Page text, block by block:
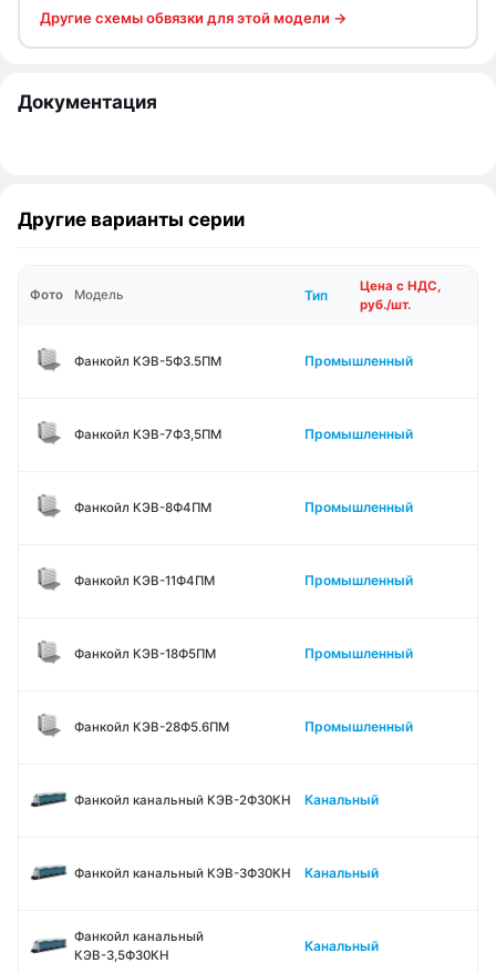
Другие схемы обвязки для этой модели →
Документация
Другие варианты серии
Фото Модель Тип
Цена с НДС,
руб./шт.
Фанкойл КЭВ-5Ф3.5ПМ Промышленный
Фанкойл КЭВ-7Ф3,5ПМ Промышленный
Фанкойл КЭВ-8Ф4ПМ Промышленный
Фанкойл КЭВ-11Ф4ПМ Промышленный
Фанкойл КЭВ-18Ф5ПМ Промышленный
Фанкойл КЭВ-28Ф5.6ПМ Промышленный
Фанкойл канальный КЭВ-2Ф30КН Канальный
Фанкойл канальный КЭВ-3Ф30КН Канальный
Фанкойл канальный
КЭВ-3,5Ф30КН
Канальный